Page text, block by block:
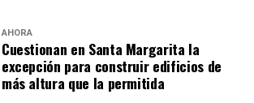
AHORA
Cuestionan en Santa Margarita la
excepción para construir edificios de
más altura que la permitida